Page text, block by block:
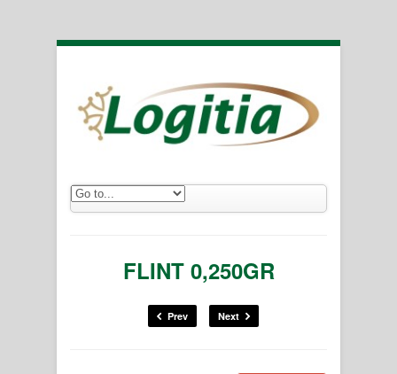
FLINT 0,250GR
Prev Next